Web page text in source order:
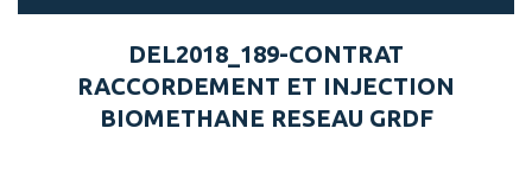
DEL2018_189-CONTRAT
RACCORDEMENT ET INJECTION
BIOMETHANE RESEAU GRDF